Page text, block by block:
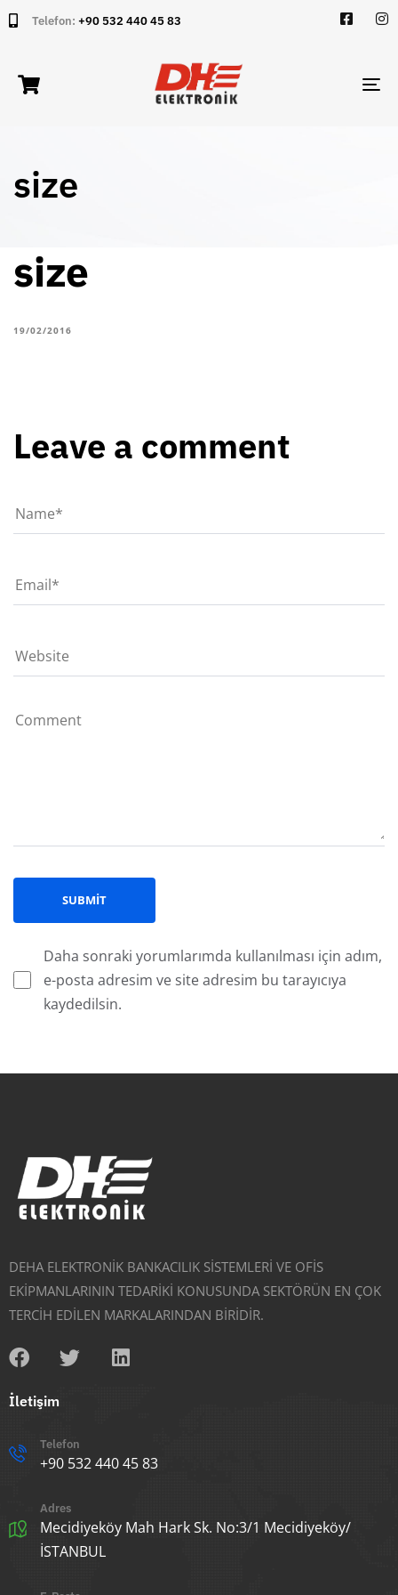
Telefon: +90 532 440 45 83
size
size
19/02/2016
Leave a comment
Daha sonraki yorumlarımda kullanılması için adım,
e-posta adresim ve site adresim bu tarayıcıya
kaydedilsin.
DEHA ELEKTRONİK BANKACILIK SİSTEMLERİ VE OFİS
EKİPMANLARININ TEDARİKİ KONUSUNDA SEKTÖRÜN EN ÇOK
TERCİH EDİLEN MARKALARINDAN BİRİDİR.
İletişim
Telefon
+90 532 440 45 83
Adres
Mecidiyeköy Mah Hark Sk. No:3/1 Mecidiyeköy/
İSTANBUL